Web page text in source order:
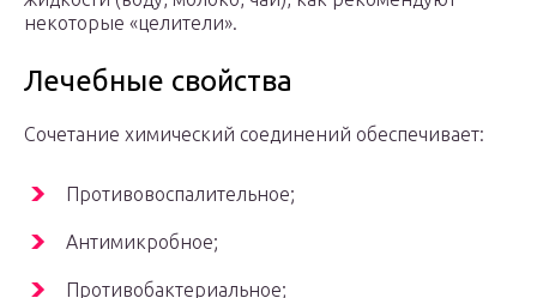
некоторые «целители».
Лечебные свойства
Сочетание химический соединений обеспечивает:
Противовоспалительное;
Антимикробное;
Противобактериальное;